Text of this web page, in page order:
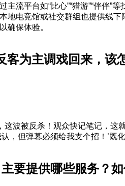
流平台如“比心”“猎游”“伴伴”
地电竞馆或社交群组也提供线
确保体验。
客为主调戏回来，该
这波被反杀！观众快记笔记，这
，但弹幕必须给我支个招！’既
要提供哪些服务？